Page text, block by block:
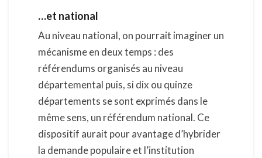
…et national
Au niveau national, on pourrait imaginer un
mécanisme en deux temps : des
référendums organisés au niveau
départemental puis, si dix ou quinze
départements se sont exprimés dans le
même sens, un référendum national. Ce
dispositif aurait pour avantage d’hybrider
la demande populaire et l’institution